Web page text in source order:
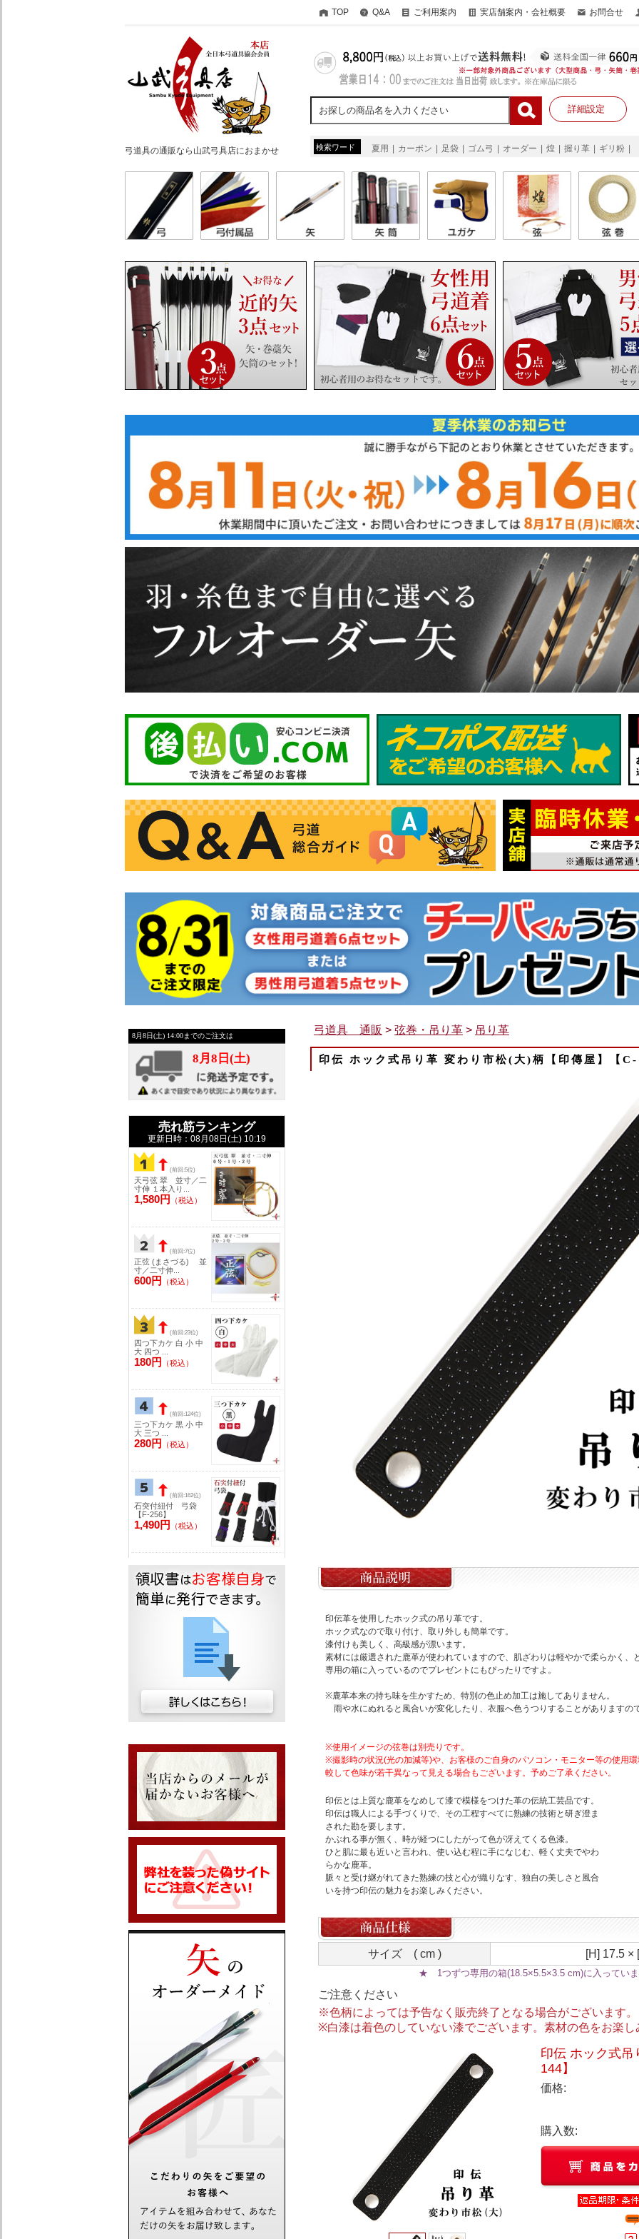
TOP Q&A ご利用案内 実店舗案内・会社概要 お問合せ
弓道具の通販なら山武弓具店におまかせ
詳細設定
検索ワード 夏用 カーボン 足袋 ゴム弓 オーダー 煌 握り革 ギリ粉
弓道具 通販 > 弦巻・吊り革 > 吊り革
印伝 ホック式吊り革 変わり市松(大)柄【印傳屋】【
印伝革を使用したホック式の吊り革です。
ホック式なので取り付け、取り外しも簡単です。
漆付けも美しく、高級感が漂います。
素材には厳選された鹿革が使われていますので、肌ざわりは軽やかで柔らかく、
専用の箱に入っているのでプレゼントにもぴったりですよ。
※鹿革本来の持ち味を生かすため、特別の色止め加工は施してありません。
雨や水にぬれると風合いが変化したり、衣服へ色うつりすることがありますの
※使用イメージの弦巻は別売りです。
※撮影時の状況(光の加減等)や、お客様のご自身のパソコン・モニター等の使用
較して色味が若干異なって見える場合もございます。予めご了承ください。
印伝とは上質な鹿革をなめして漆で模様をつけた革の伝統工芸品です。
印伝は職人による手づくりで、その工程すべてに熟練の技術と研ぎ澄ま
された勘を要します。
かぶれる事が無く、時が経つにしたがって色が冴えてくる色漆。
ひと肌に最も近いと言われ、使い込む程に手になじむ、軽く丈夫でやわ
らかな鹿革。
脈々と受け継がれてきた熟練の技と心が織りなす、独自の美しさと風合
いを持つ印伝の魅力をお楽しみください。
サイズ ( cm ) [H] 17.5 ×
★ 1つずつ専用の箱(18.5×5.5×3.5 cm)に入って
ご注意ください
※色柄によっては予告なく販売終了となる場合がございます。
※白漆は着色のしていない漆でございます。素材の色をお楽し
印伝 ホック式吊
144】
価格:
購入数: